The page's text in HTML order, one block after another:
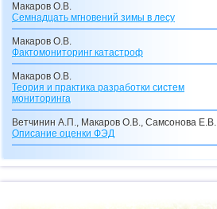
Макаров О.В.
Семнадцать мгновений зимы в лесу
Макаров О.В.
Фактомониторинг катастроф
Макаров О.В.
Теория и практика разработки систем
мониторинга
Ветчинин А.П., Макаров О.В., Самсонова Е.В.
Описание оценки ФЭД
Макаров О.В., Самсонова Е.В.
Описание кредитного калькулятора